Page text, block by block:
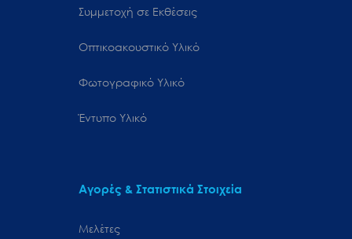
Συμμετοχή σε Εκθέσεις
Οπτικοακουστικό Υλικό
Φωτογραφικό Υλικό
Έντυπο Υλικό
Αγορές & Στατιστικά Στοιχεία
Μελέτες